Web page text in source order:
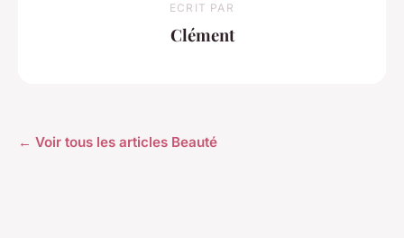
ECRIT PAR
Clément
← Voir tous les articles Beauté